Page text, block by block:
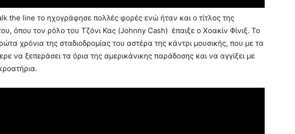
the line το ηχογράφησε πολλές φορές ενώ ήταν και ο τίτλος της
όπου τον ρόλο του Τζόνι Κας (Johnny Cash) έπαιξε ο Χοακίν Φίνιξ. Το
χρόνια της σταδιοδρομίας του αστέρα της κάντρι μουσικής, που με τα
να ξεπεράσει τα όρια της αμερικάνικης παράδοσης και να αγγίξει με